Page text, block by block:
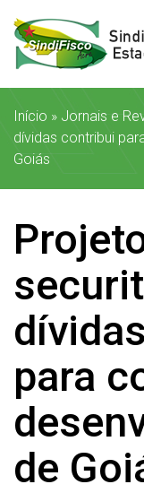
Início » Jornais e
dívidas contribui
Goiás
para
de